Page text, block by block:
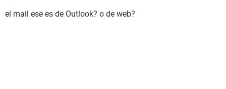
el mail ese es de Outlook? o de web?